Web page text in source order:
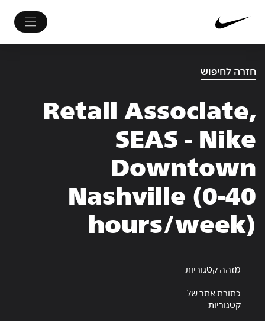
חזרה לחיפוש
Retail Associate,
SEAS - Nike
Downtown
Nashville (0-40
hours/week)
מזהה קטגוריות
כתובת אתר של
קטגוריות